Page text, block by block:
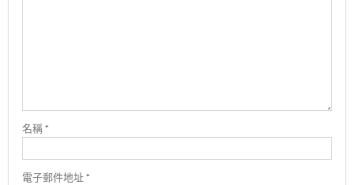
名稱*
電子郵件地址*